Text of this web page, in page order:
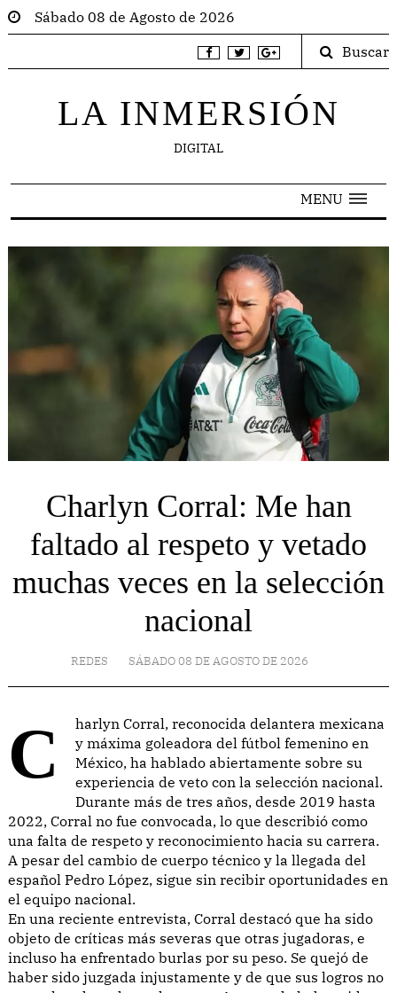
Sábado 08 de Agosto de 2026
Buscar
LA INMERSIÓN
DIGITAL
MENU
Charlyn Corral: Me han
faltado al respeto y vetado
muchas veces en la selección
nacional
REDES SÁBADO 08 DE AGOSTO DE 2026
Charlyn Corral, reconocida delantera mexicana
y máxima goleadora del fútbol femenino en
México, ha hablado abiertamente sobre su
experiencia de veto con la selección nacional.
Durante más de tres años, desde 2019 hasta
2022, Corral no fue convocada, lo que describió como
una falta de respeto y reconocimiento hacia su carrera.
A pesar del cambio de cuerpo técnico y la llegada del
español Pedro López, sigue sin recibir oportunidades en
el equipo nacional.
En una reciente entrevista, Corral destacó que ha sido
objeto de críticas más severas que otras jugadoras, e
incluso ha enfrentado burlas por su peso. Se quejó de
haber sido juzgada injustamente y de que sus logros no